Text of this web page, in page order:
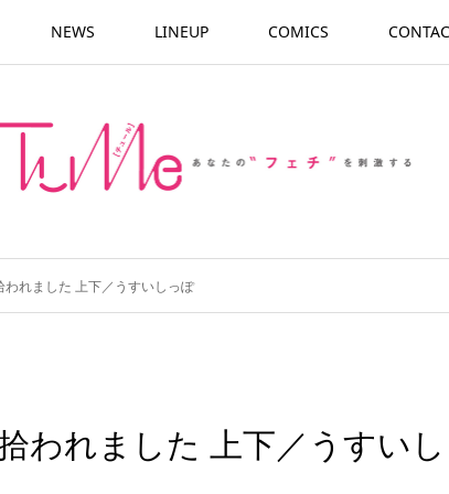
NEWS LINEUP COMICS
われました 上下／うすいしっぽ
われました 上下／うすいし